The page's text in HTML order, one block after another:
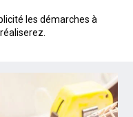
les démarches à